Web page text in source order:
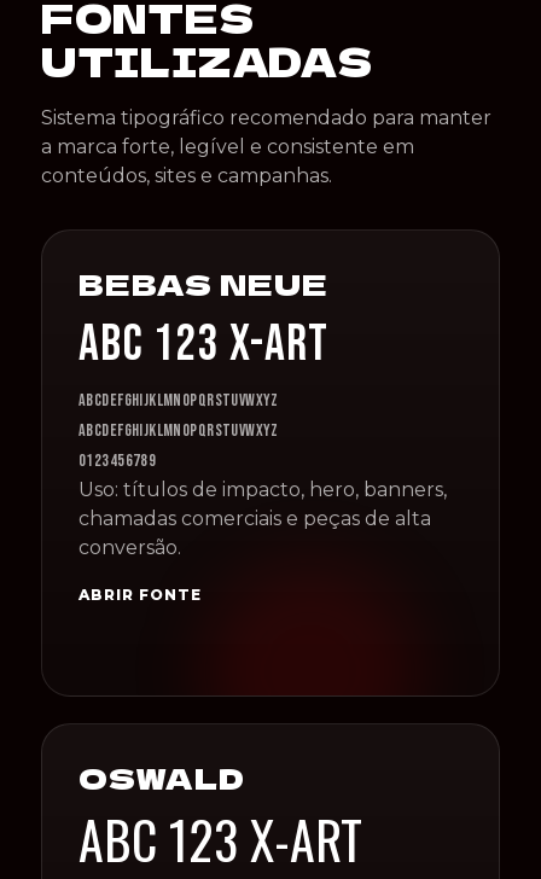
FONTES
UTILIZADAS
Sistema tipográfico recomendado para manter
a marca forte, legível e consistente em
conteúdos, sites e campanhas.
BEBAS NEUE
ABC 123 X-ART
ABCDEFGHIJKLMNOPQRSTUVWXYZ
abcdefghijklmnopqrstuvwxyz
0123456789
Uso: títulos de impacto, hero, banners,
chamadas comerciais e peças de alta
conversão.
ABRIR FONTE
OSWALD
ABC 123 X-ART